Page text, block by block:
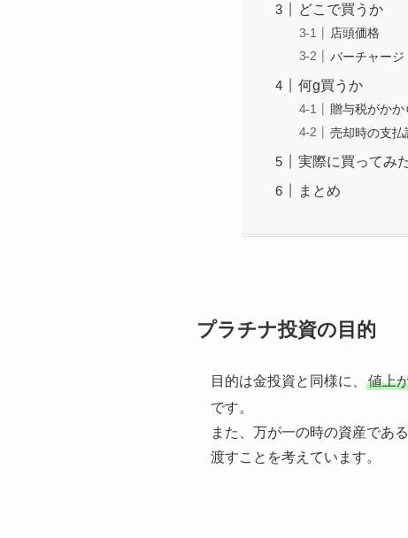
どこで買うか
店頭価格
バーチャージ
何g買うか
贈与税がかか
売却時の支払
実際に買ってみ
まとめ
プラチナ投資の目的
目的は金投資と同様に、 値上
です。
また、万が一の時の資産であ
渡すことを考えています。